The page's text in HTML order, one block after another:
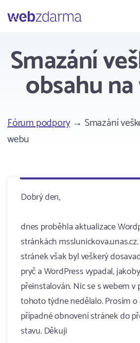
Webzdarma
Smazání
obsahu
Fórum podpory→ Smazání
webu
Dobrý den,
dnes proběhla aktualizace
stránkách
stránek však byl veškerý
pryč a WordPress vypadal,
přeinstalován. Nic se s webem v
tohoto týdne nedělalo. Prosím o
případné obnovení stránek do
stavu. Děkuji